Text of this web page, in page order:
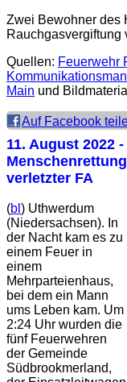
Zwei Bewohner des
Rauchgasvergiftung
Quellen: Feuerwehr
Main und
Auf Facebook
11. August 2022 -
verletzter FA
(bl ) Uthwerdum
(Niedersachsen). In
der Nacht kam es zu
einem Feuer in
einem
Mehrparteienhaus,
bei dem ein Mann
ums Leben kam. Um
2:24 Uhr wurden die
fünf Feuerwehren
der Gemeinde
Südbrookmerland,